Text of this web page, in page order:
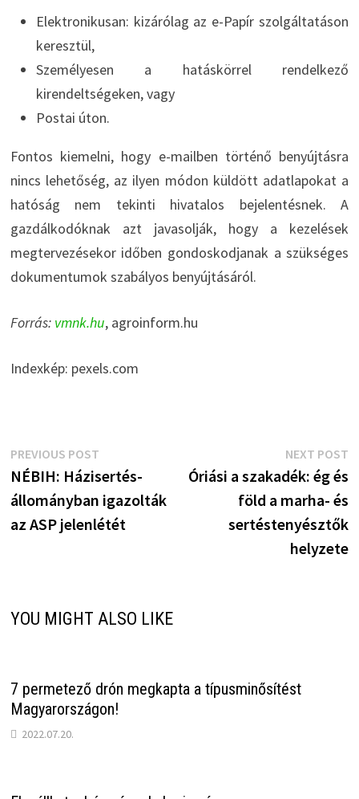
Elektronikusan: kizárólag az e-Papír szolgáltatáson
keresztül,
Személyesen a hatáskörrel rendelkező
kirendeltségeken, vagy
Postai úton.
Fontos kiemelni, hogy e-mailben történő benyújtásra
nincs lehetőség, az ilyen módon küldött adatlapokat a
hatóság nem tekinti hivatalos bejelentésnek. A
gazdálkodóknak azt javasolják, hogy a kezelések
megtervezésekor időben gondoskodjanak a szükséges
dokumentumok szabályos benyújtásáról.
Forrás: vmnk.hu, agroinform.hu
Indexkép: pexels.com
Bejegyzés
navigáció
PREVIOUS POSTPrevious
post:
NÉBIH: Házisertés-
állományban igazolták
az ASP jelenlétét
NEXT POST
Óriási a szakadék: ég és
föld a marha- és
sertéstenyésztők
helyzete
YOU MIGHT ALSO LIKE
7 permetező drón megkapta a típusminősítést
Magyarországon!
2022.07.20.